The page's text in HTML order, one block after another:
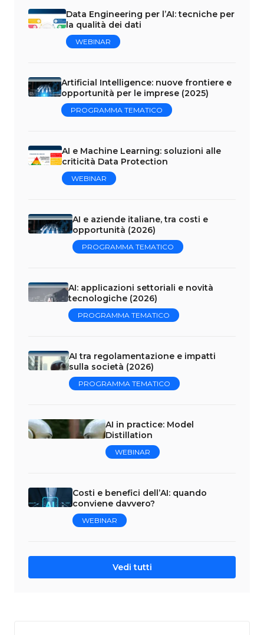
Data Engineering per l’AI: tecniche per
la qualità dei dati
WEBINAR
Artificial Intelligence: nuove frontiere e
opportunità per le imprese (2025)
PROGRAMMA TEMATICO
AI e Machine Learning: soluzioni alle
criticità Data Protection
WEBINAR
AI e aziende italiane, tra costi e
opportunità (2026)
PROGRAMMA TEMATICO
AI: applicazioni settoriali e novità
tecnologiche (2026)
PROGRAMMA TEMATICO
AI tra regolamentazione e impatti
sulla società (2026)
PROGRAMMA TEMATICO
AI in practice: Model
Distillation
WEBINAR
Costi e benefici dell’AI: quando
conviene davvero?
WEBINAR
Vedi tutti